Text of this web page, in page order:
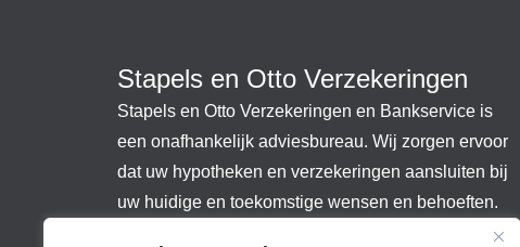
Stapels en Otto Verzekeringen
Stapels en Otto Verzekeringen en Bankservice is
een onafhankelijk adviesbureau. Wij zorgen ervoor
dat uw hypotheken en verzekeringen aansluiten bij
uw huidige en toekomstige wensen en behoeften.​